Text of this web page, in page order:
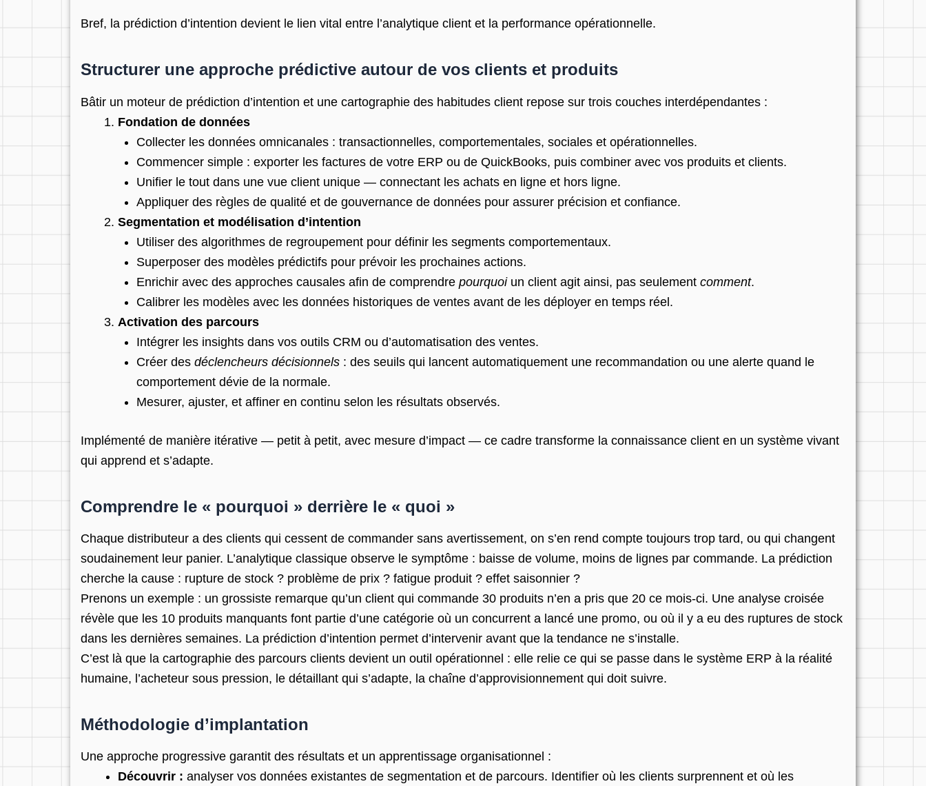
Bref, la prédiction d’intention devient le lien vital entre l’analytique client et la performance opérationnelle.
Structurer une approche prédictive autour de vos clients et produits
Bâtir un moteur de prédiction d’intention et une cartographie des habitudes client repose sur trois couches interdépendantes :
Fondation de données
Collecter les données omnicanales : transactionnelles, comportementales, sociales et opérationnelles.
Commencer simple : exporter les factures de votre ERP ou de QuickBooks, puis combiner avec vos produits et clients.
Unifier le tout dans une vue client unique — connectant les achats en ligne et hors ligne.
Appliquer des règles de qualité et de gouvernance de données pour assurer précision et confiance.
Segmentation et modélisation d’intention
Utiliser des algorithmes de regroupement pour définir les segments comportementaux.
Superposer des modèles prédictifs pour prévoir les prochaines actions.
Enrichir avec des approches causales afin de comprendre pourquoiun client agit ainsi, pas seulement comment.
Calibrer les modèles avec les données historiques de ventes avant de les déployer en temps réel.
Activation des parcours
Intégrer les insights dans vos outils CRM ou d’automatisation des ventes.
Créer des déclencheurs décisionnels : des seuils qui lancent automatiquement une recommandation ou une alerte quand le
comportement dévie de la normale.
Mesurer, ajuster, et affiner en continu selon les résultats observés.
Implémenté de manière itérative — petit à petit, avec mesure d’impact — ce cadre transforme la connaissance client en un système vivant
qui apprend et s’adapte.
Comprendre le « pourquoi » derrière le « quoi »
Chaque distributeur a des clients qui cessent de commander sans avertissement, on s’en rend compte toujours trop tard, ou qui changent
soudainement leur panier. L’analytique classique observe le symptôme : baisse de volume, moins de lignes par commande. La prédiction
cherche la cause : rupture de stock ? problème de prix ? fatigue produit ? effet saisonnier ?
Prenons un exemple : un grossiste remarque qu’un client qui commande 30 produits n’en a pris que 20 ce mois-ci. Une analyse croisée
révèle que les 10 produits manquants font partie d’une catégorie où un concurrent a lancé une promo, ou où il y a eu des ruptures de stock
dans les dernières semaines. La prédiction d’intention permet d’intervenir avant que la tendance ne s’installe.
C’est là que la cartographie des parcours clients devient un outil opérationnel : elle relie ce qui se passe dans le système ERP à la réalité
humaine, l’acheteur sous pression, le détaillant qui s’adapte, la chaîne d’approvisionnement qui doit suivre.
Méthodologie d’implantation
Une approche progressive garantit des résultats et un apprentissage organisationnel :
Découvrir : analyser vos données existantes de segmentation et de parcours. Identifier où les clients surprennent et où les